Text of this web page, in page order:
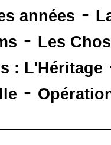
années -
- Les
: L'Héritage
-